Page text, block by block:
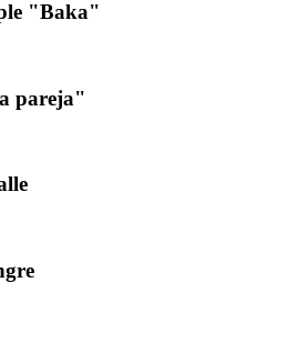
"Baka"
pareja"